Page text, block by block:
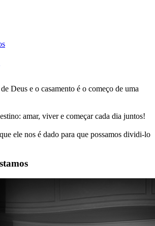
Deus e o casamento é o começo de uma
amar, viver e começar cada dia juntos!
ele nos é dado para que possamos dividi-lo